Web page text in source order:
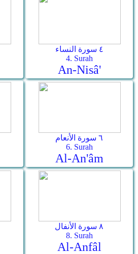
٤ سورة النساء
4. Surah
An-Nisâ'
٦ سورة الأنعام
6. Surah
Al-An'âm
٨ سورة الأنفال
8. Surah
Al-Anfâl